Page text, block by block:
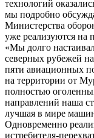
технологий
мы подробно
Министерства
уже реализуются на
«Мы долго
северных рубежей
пяти авиационных
на территории от
полностью
направлений наша
лучшая в мире
Одновременно
истребителя-